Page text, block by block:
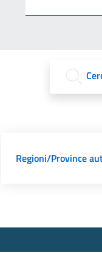
Regioni/Province